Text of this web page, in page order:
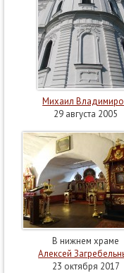
Михаил
29 августа 2005
В нижнем храме
Алексей
23 октября 2017